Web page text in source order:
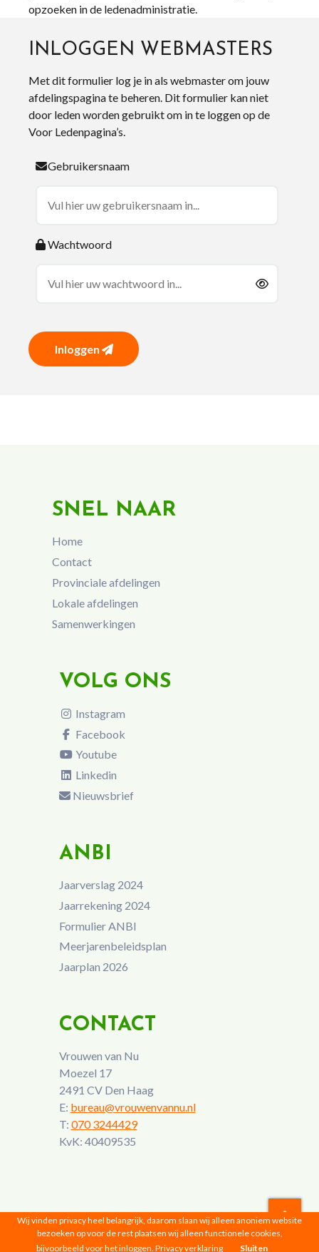
opzoeken in de ledenadministratie.
INLOGGEN WEBMASTERS
Met dit formulier log je in als webmaster om jouw
afdelingspagina te beheren. Dit formulier kan niet
door leden worden gebruikt om in te loggen op de
Voor Ledenpagina’s.
Gebruikersnaam
Wachtwoord
Inloggen
SNEL NAAR
Home
Contact
Provinciale afdelingen
Lokale afdelingen
Samenwerkingen
VOLG ONS
Instagram
Facebook
Youtube
Linkedin
Nieuwsbrief
ANBI
Jaarverslag 2024
Jaarrekening 2024
Formulier ANBI
Meerjarenbeleidsplan
Jaarplan 2026
CONTACT
Vrouwen van Nu
Moezel 17
2491 CV Den Haag
E: bureau@vrouwenvannu.nl
T: 070 3244429
KvK: 40409535
Vrouwen van Nu © 2026 |Privacyverklaring
Wij vinden privacy heel belangrijk, daarom slaan wij alleen anoniem website
bezoeken op voor de rest plaatsen wij alleen functionele cookies,
bijvoorbeeld voor het inloggen. Privacy verklaring Sluiten